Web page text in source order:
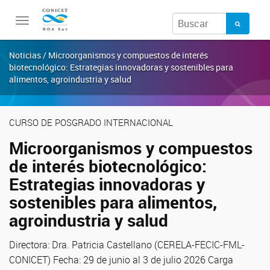
Toggle
navigation
Noticias / Microorganismos y compuestos de interés
biotecnológico: Estrategias innovadoras y sostenibles para
alimentos, agroindustria y salud
CURSO DE POSGRADO INTERNACIONAL
Microorganismos y compuestos
de interés biotecnológico:
Estrategias innovadoras y
sostenibles para alimentos,
agroindustria y salud
Directora: Dra. Patricia Castellano (CERELA-FECIC-FML-
CONICET) Fecha: 29 de junio al 3 de julio 2026 Carga